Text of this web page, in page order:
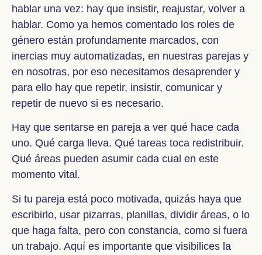
hablar una vez: hay que insistir, reajustar, volver a
hablar. Como ya hemos comentado los roles de
género están profundamente marcados, con
inercias muy automatizadas, en nuestras parejas y
en nosotras, por eso necesitamos desaprender y
para ello hay que repetir, insistir, comunicar y
repetir de nuevo si es necesario.
Hay que sentarse en pareja a ver qué hace cada
uno. Qué carga lleva. Qué tareas toca redistribuir.
Qué áreas pueden asumir cada cual en este
momento vital.
Si tu pareja está poco motivada, quizás haya que
escribirlo, usar pizarras, planillas, dividir áreas, o lo
que haga falta, pero con constancia, como si fuera
un trabajo. Aquí es importante que visibilices la